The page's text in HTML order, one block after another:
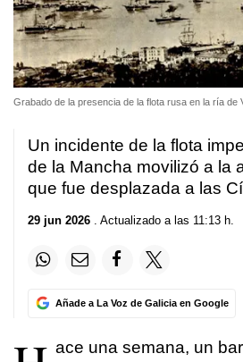
Grabado de la presencia de la flota rusa en la ría de
Un incidente de la flota
de la Mancha movilizó a la
que fue desplazada a las
29 jun 2026 . Actualizado a las 11:13 h.
Añade a La Voz de Galicia en Google
ace una semana, un